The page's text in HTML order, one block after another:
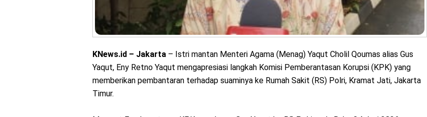
KNews.id – Jakarta – Istri mantan Menteri Agama (Menag) Yaqut Cholil Qoumas alias Gus
Yaqut, Eny Retno Yaqut mengapresiasi langkah Komisi Pemberantasan Korupsi (KPK) yang
memberikan pembantaran terhadap suaminya ke Rumah Sakit (RS) Polri, Kramat Jati, Jakarta
Timur.